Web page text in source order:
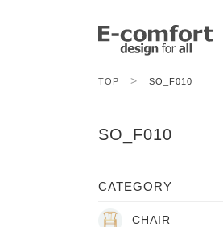
TOP > SO_F010
SO_F010
CATEGORY
CHAIR